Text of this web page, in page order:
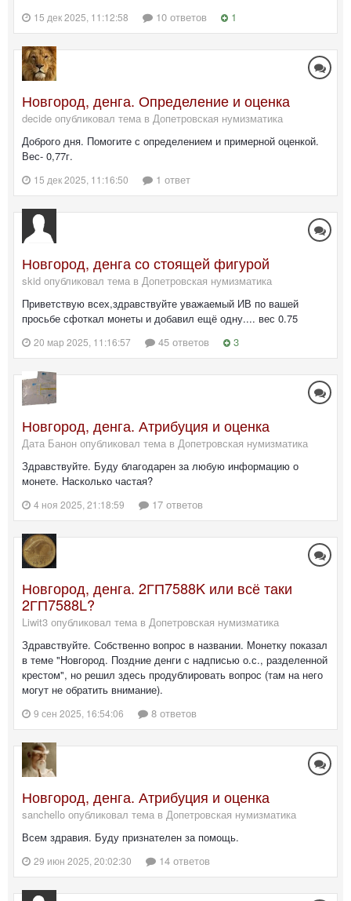
15 дек 2025, 11:12:58 10 ответов 1
Новгород, денга. Определение и оценка
decide опубликовал тема в Допетровская нумизматика
Доброго дня. Помогите с определением и примерной оценкой.
Вес- 0,77г.
15 дек 2025, 11:16:50 1 ответ
Новгород, денга со стоящей фигурой
skid опубликовал тема в Допетровская нумизматика
Приветствую всех,здравствуйте уважаемый ИВ по вашей
просьбе сфоткал монеты и добавил ещё одну.... вес 0.75
20 мар 2025, 11:16:57 45 ответов 3
Новгород, денга. Атрибуция и оценка
Дата Банон опубликовал тема в Допетровская нумизматика
Здравствуйте. Буду благодарен за любую информацию о
монете. Насколько частая?
4 ноя 2025, 21:18:59 17 ответов
Новгород, денга. 2ГП7588K или всё таки
2ГП7588L?
Liwit3 опубликовал тема в Допетровская нумизматика
Здравствуйте. Собственно вопрос в названии. Монетку показал
в теме "Новгород. Поздние денги с надписью о.с., разделенной
крестом", но решил здесь продублировать вопрос (там на него
могут не обратить внимание).
9 сен 2025, 16:54:06 8 ответов
Новгород, денга. Атрибуция и оценка
sanchello опубликовал тема в Допетровская нумизматика
Всем здравия. Буду признателен за помощь.
29 июн 2025, 20:02:30 14 ответов